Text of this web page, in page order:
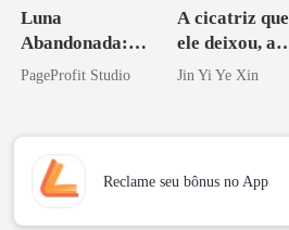
Luna
Abandonada:
Agora Intocável
PageProfit Studio
A cicatriz que
ele deixou, a
rainha que me
Jin Yi Ye Xin
Reclame seu bônus no App